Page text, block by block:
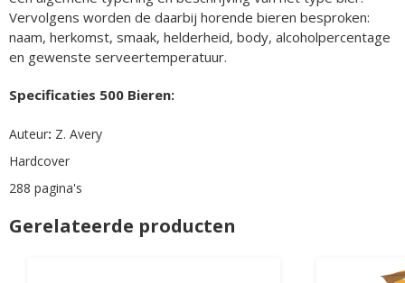
Vervolgens worden de daarbij horende bieren besproken:
naam, herkomst, smaak, helderheid, body, alcoholpercentage
en gewenste serveertemperatuur.
Specificaties 500 Bieren:
Auteur: Z. Avery
Hardcover
288 pagina's
Gerelateerde producten